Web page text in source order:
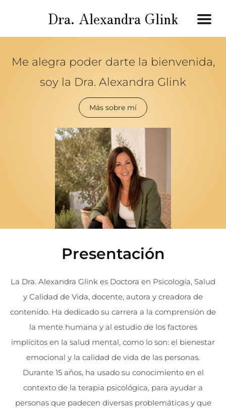
Dra. Alexandra Glink
Me alegra poder darte la bienvenida,
soy la Dra. Alexandra Glink
Más sobre mí
Presentación
La Dra. Alexandra Glink es Doctora en Psicología, Salud
y Calidad de Vida, docente, autora y creadora de
contenido. Ha dedicado su carrera a la comprensión de
la mente humana y al estudio de los factores
implícitos en la salud mental, como lo son: el bienestar
emocional y la calidad de vida de las personas.
Durante 15 años, ha usado su conocimiento en el
contexto de la terapia psicológica, para ayudar a
personas que padecen diversas problemáticas y que